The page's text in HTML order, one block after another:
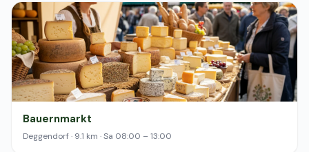
Bauernmarkt
Deggendorf · 9.1 km · Sa 08:00 – 13:00